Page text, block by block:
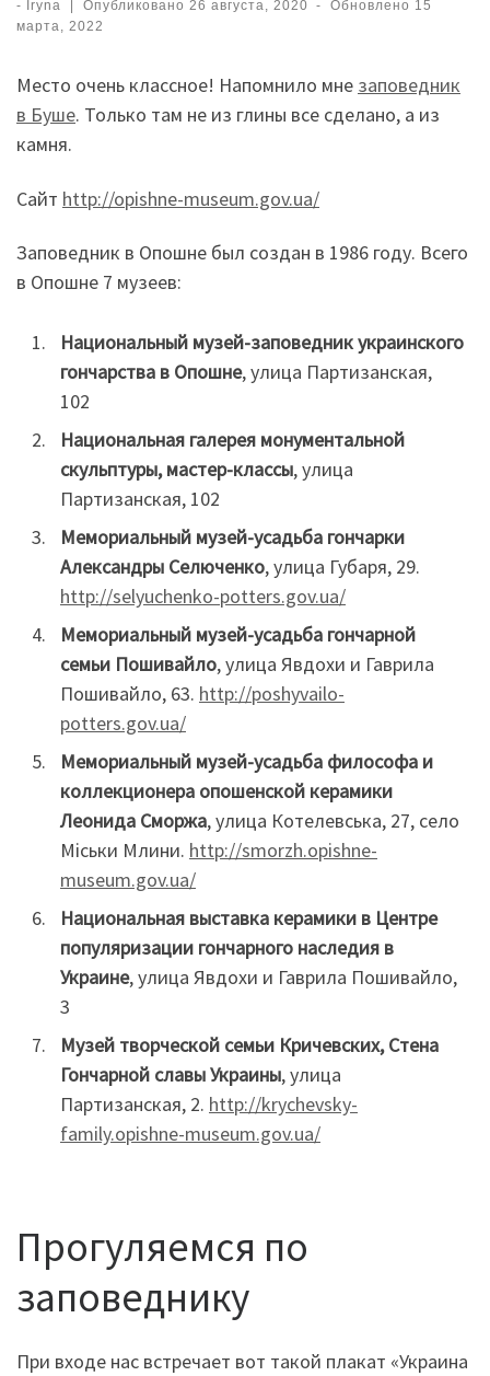
- Iryna Опубликовано 26 августа, 2020 - Обновлено 15
марта, 2022
Место очень классное! Напомнило мне заповедник
в Буше. Только там не из глины все сделано, а из
камня.
Сайт http://opishne-museum.gov.ua/
Заповедник в Опошне был создан в 1986 году. Всего
в Опошне 7 музеев:
Национальный музей-заповедник украинского
гончарства в Опошне, улица Партизанская,
102
Национальная галерея монументальной
скульптуры, мастер-классы, улица
Партизанская, 102
Мемориальный музей-усадьба гончарки
Александры Селюченко, улица Губаря, 29.
http://selyuchenko-potters.gov.ua/
Мемориальный музей-усадьба гончарной
семьи Пошивайло, улица Явдохи и Гаврила
Пошивайло, 63. http://poshyvailo-
potters.gov.ua/
Мемориальный музей-усадьба философа и
коллекционера опошенской керамики
Леонида Сморжа, улица Котелевська, 27, село
Міськи Млини. http://smorzh.opishne-
museum.gov.ua/
Национальная выставка керамики в Центре
популяризации гончарного наследия в
Украине, улица Явдохи и Гаврила Пошивайло,
3
Музей творческой семьи Кричевских, Стена
Гончарной славы Украины, улица
Партизанская, 2. http://krychevsky-
family.opishne-museum.gov.ua/
Прогуляемся по
заповеднику
При входе нас встречает вот такой плакат «Украина